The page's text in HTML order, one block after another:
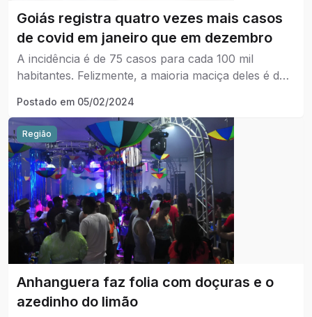
Goiás registra quatro vezes mais casos
de covid em janeiro que em dezembro
A incidência é de 75 casos para cada 100 mil
habitantes. Felizmente, a maioria maciça deles é de
dados preocupam, já que a folia prevê quatro dias
de muita aglomeração.
Postado em 05/02/2024
Região
Anhanguera faz folia com doçuras e o
azedinho do limão